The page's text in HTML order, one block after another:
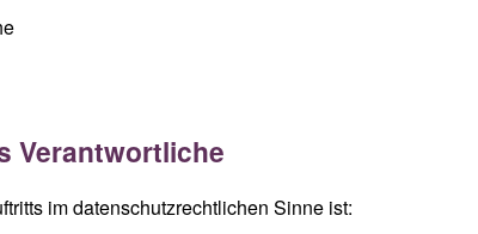
Verantwortliche
im datenschutzrechtlichen Sinne ist: